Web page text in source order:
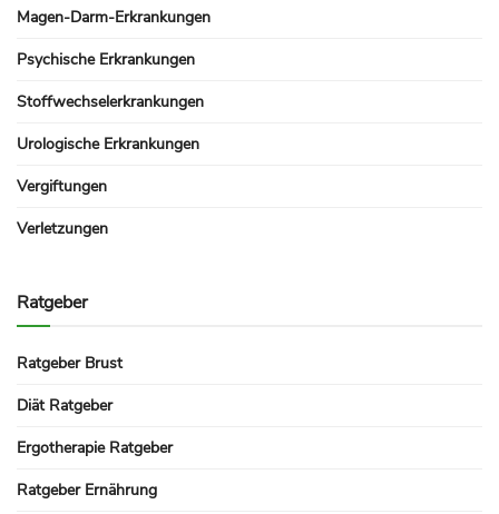
Magen-Darm-Erkrankungen
Psychische Erkrankungen
Stoffwechselerkrankungen
Urologische Erkrankungen
Vergiftungen
Verletzungen
Ratgeber
Ratgeber Brust
Diät Ratgeber
Ergotherapie Ratgeber
Ratgeber Ernährung